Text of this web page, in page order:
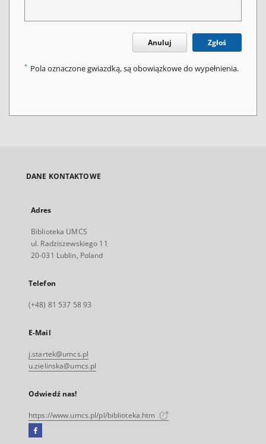
Anuluj Zgłoś
* Pola oznaczone gwiazdką, są obowiązkowe do wypełnienia.
DANE KONTAKTOWE
Adres
Biblioteka UMCS
ul. Radziszewskiego 11
20-031 Lublin, Poland
Telefon
(+48) 81 537 58 93
E-Mail
j.startek@umcs.pl
u.zielinska@umcs.pl
Odwiedź nas!
https://www.umcs.pl/pl/biblioteka.htm
Facebook